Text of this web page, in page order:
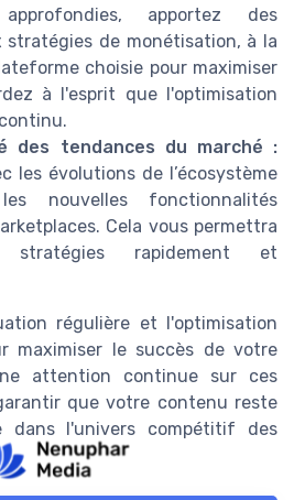
apportez des
stratégies de monétisation, à la
choisie pour maximiser
à l'esprit que l'optimisation
des tendances du marché :
les évolutions de l’écosystème
nouvelles fonctionnalités
Cela vous permettra
stratégies rapidement et
régulière et l'optimisation
maximiser le succès de votre
attention continue sur ces
que votre contenu reste
dans l'univers compétitif des